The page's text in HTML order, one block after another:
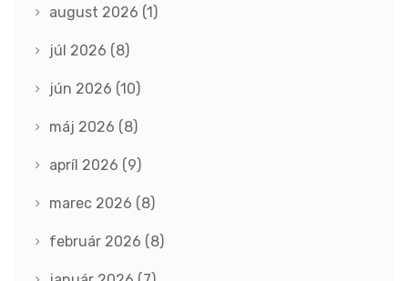
august 2026 (1)
júl 2026 (8)
jún 2026 (10)
máj 2026 (8)
apríl 2026 (9)
marec 2026 (8)
február 2026 (8)